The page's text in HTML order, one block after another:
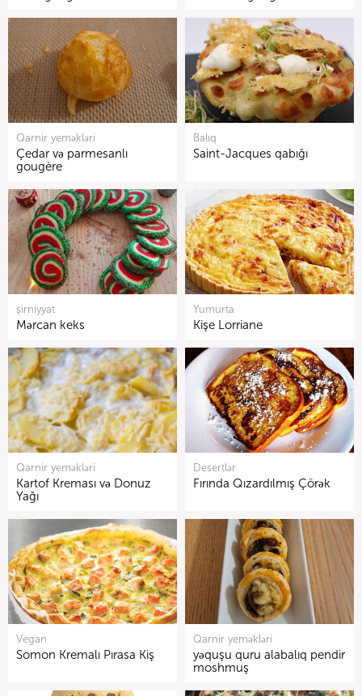
Qarnir yeməkləri
Çedar və parmesanlı
gougère
Balıq
Saint-Jacques qabığı
şirniyyat
Mərcan keks
Yumurta
Kişe Lorriane
Qarnir yeməkləri
Kartof Kreması və Donuz
Yağı
Desertlər
Fırında Qızardılmış Çörək
Vegan
Somon Kremalı Pırasa Kiş
Qarnir yeməkləri
yəquşu quru alabalıq pendir
moshmuş